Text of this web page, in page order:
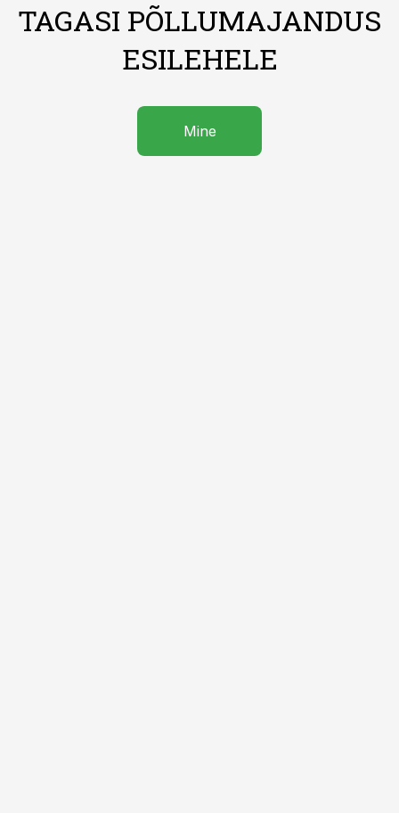
TAGASI PÕLLUMAJANDUS
ESILEHELE
Mine